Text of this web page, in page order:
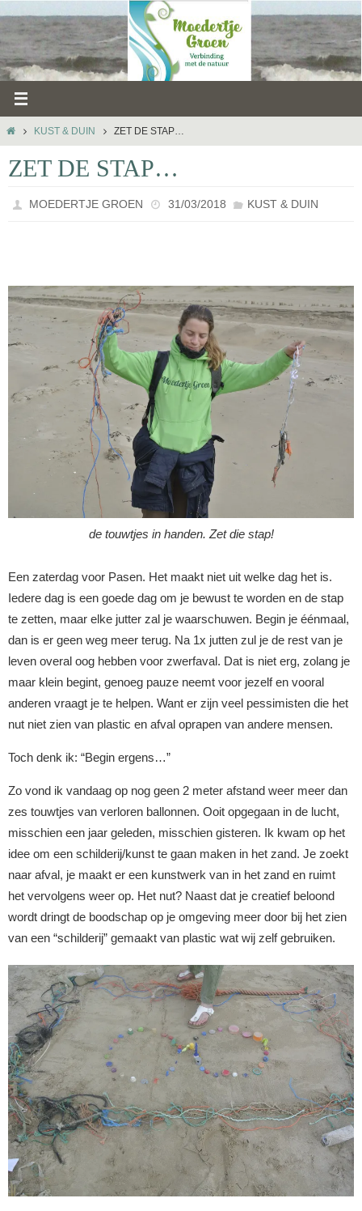
naar
inhoud
HOMEKUST & DUIN ZET DE STAP…
ZET DE STAP…
MOEDERTJE GROEN 31/03/2018 KUST & DUIN
de touwtjes in handen. Zet die stap!
Een zaterdag voor Pasen. Het maakt niet uit welke dag het is.
Iedere dag is een goede dag om je bewust te worden en de stap
te zetten, maar elke jutter zal je waarschuwen. Begin je éénmaal,
dan is er geen weg meer terug. Na 1x jutten zul je de rest van je
leven overal oog hebben voor zwerfaval. Dat is niet erg, zolang je
maar klein begint, genoeg pauze neemt voor jezelf en vooral
anderen vraagt je te helpen. Want er zijn veel pessimisten die het
nut niet zien van plastic en afval oprapen van andere mensen.
Toch denk ik: “Begin ergens…”
Zo vond ik vandaag op nog geen 2 meter afstand weer meer dan
zes touwtjes van verloren ballonnen. Ooit opgegaan in de lucht,
misschien een jaar geleden, misschien gisteren. Ik kwam op het
idee om een schilderij/kunst te gaan maken in het zand. Je zoekt
naar afval, je maakt er een kunstwerk van in het zand en ruimt
het vervolgens weer op. Het nut? Naast dat je creatief beloond
wordt dringt de boodschap op je omgeving meer door bij het zien
van een “schilderij” gemaakt van plastic wat wij zelf gebruiken.